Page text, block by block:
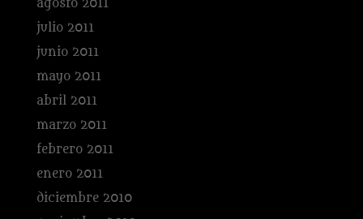
agosto 2011
julio 2011
junio 2011
mayo 2011
abril 2011
marzo 2011
febrero 2011
enero 2011
diciembre 2010